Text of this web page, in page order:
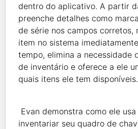
dentro do aplicativo. A partir
preenche detalhes como
de série nos campos corretos,
item no sistema
tempo, elimina a necessidade
de inventário e oferece a ele
quais itens ele tem disponíveis.
Evan demonstra como ele
inventariar seu quadro de